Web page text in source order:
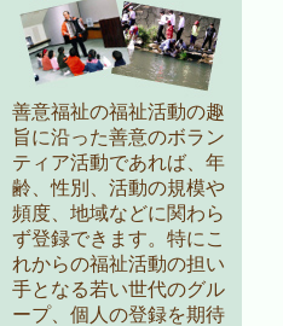
善意福祉の福祉活動の趣
旨に沿った善意のボラン
ティア活動であれば、年
齢、性別、活動の規模や
頻度、地域などに関わら
ず登録できます。特にこ
れからの福祉活動の担い
手となる若い世代のグル
ープ、個人の登録を期待